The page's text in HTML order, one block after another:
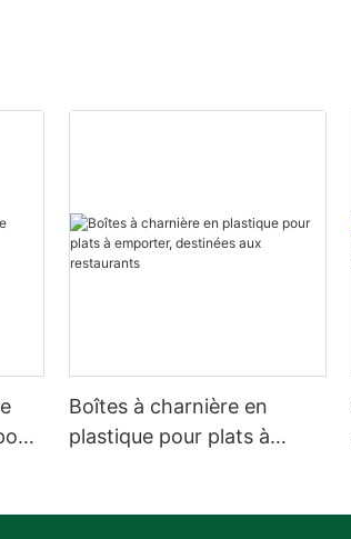
Boîtes à charnière en
plastique pour plats à